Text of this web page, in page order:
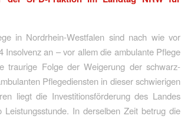
in Nordrhein-Westfalen sind nach wie vor
an – vor allem die ambulante Pflege
Folge der Weigerung der schwarz-
Pflegediensten in dieser schwierigen
liegt die Investitionsförderung des Landes
In derselben Zeit betrug die